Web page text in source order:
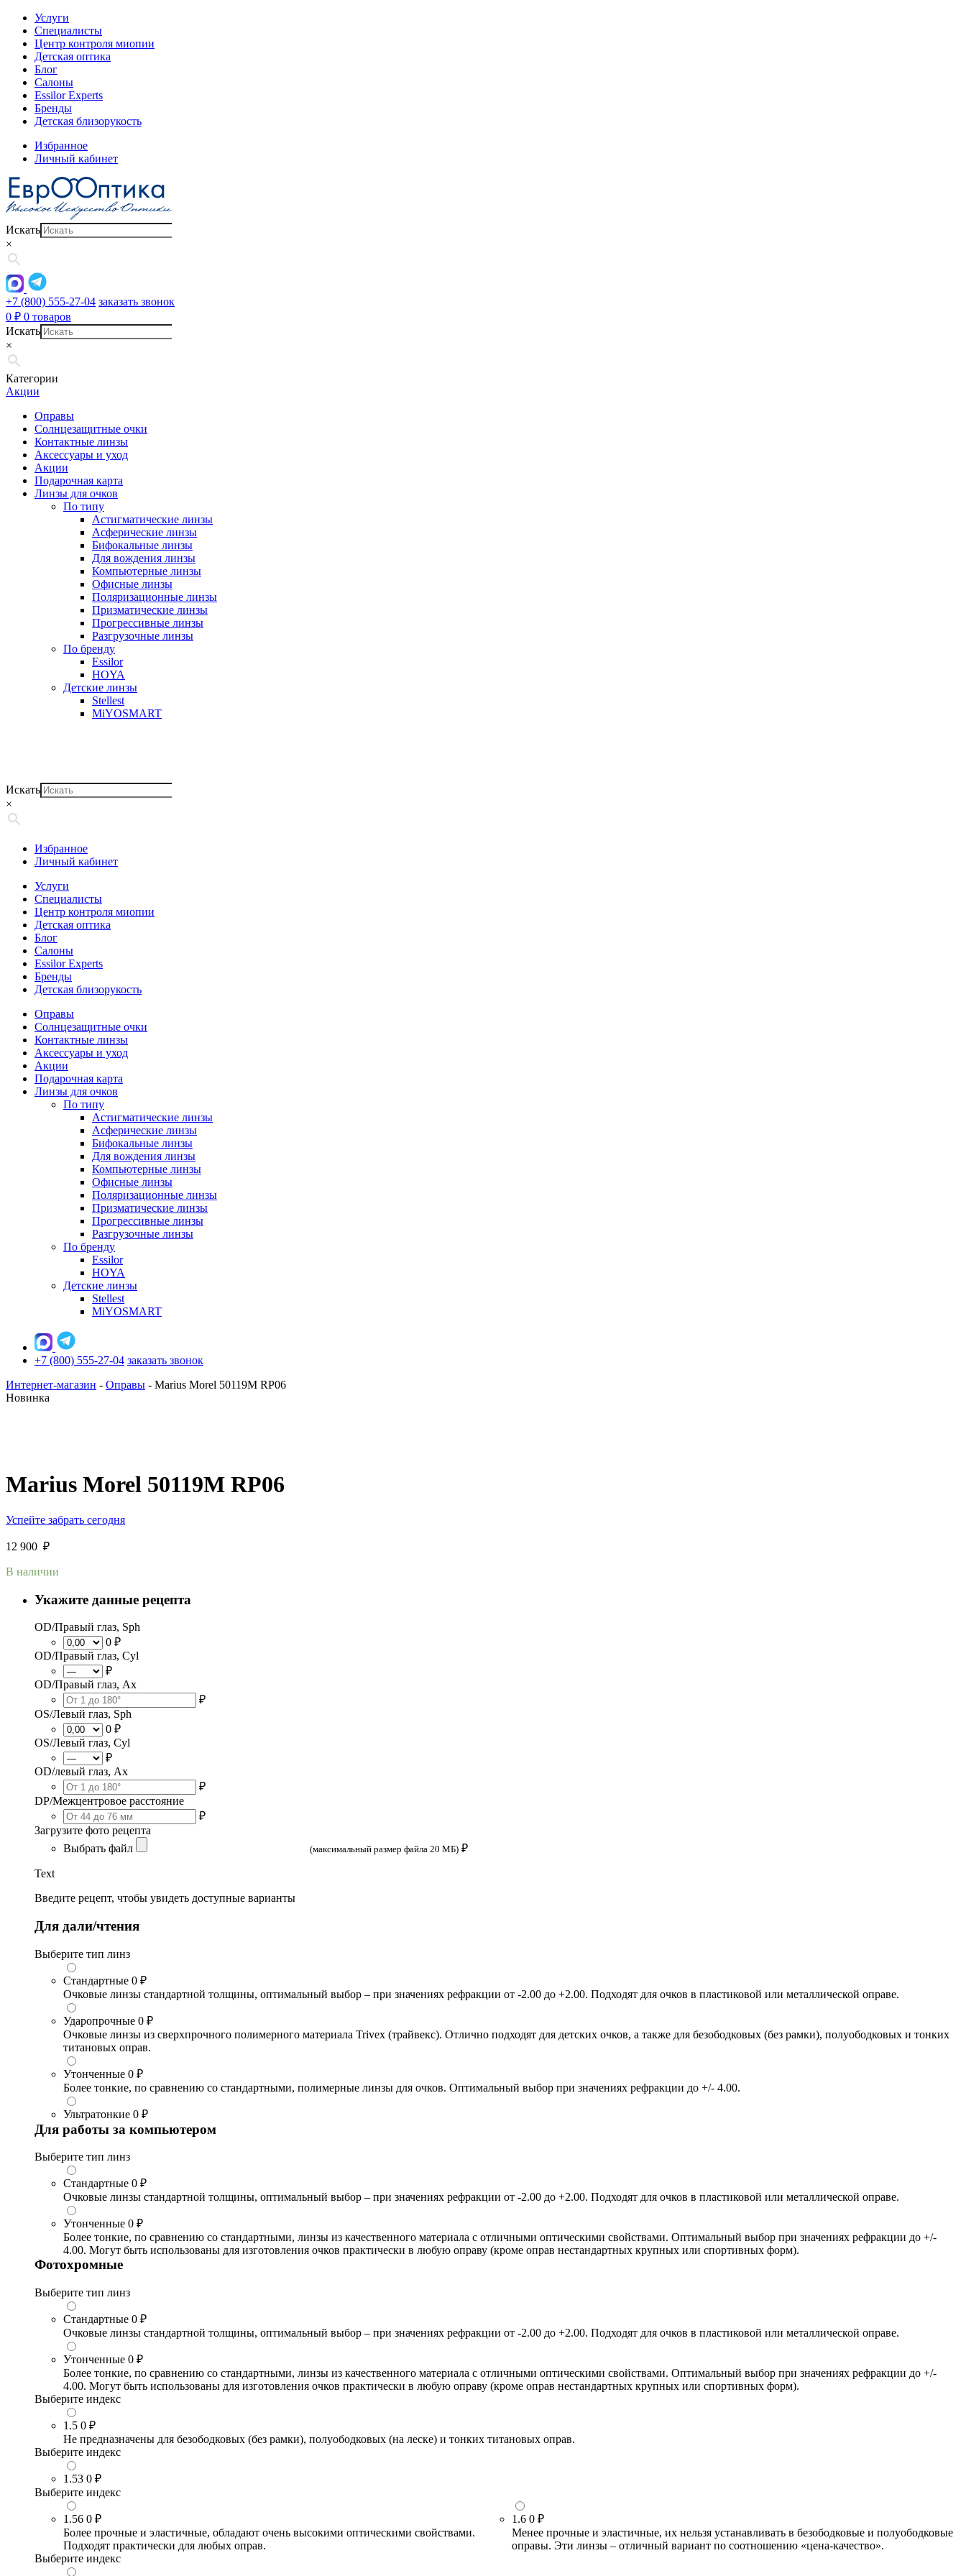
Услуги
Специалисты
Центр контроля миопии
Детская оптика
Блог
Салоны
Essilor Experts
Бренды
Детская близорукость
Избранное
Личный кабинет
Искать
×
+7 (800) 555-27-04 заказать звонок
0 ₽ 0 товаров
Искать
×
Категории
Акции
Оправы
Солнцезащитные очки
Контактные линзы
Аксессуары и уход
Акции
Подарочная карта
Линзы для очков
По типу
Астигматические линзы
Асферические линзы
Бифокальные линзы
Для вождения линзы
Компьютерные линзы
Офисные линзы
Поляризационные линзы
Призматические линзы
Прогрессивные линзы
Разгрузочные линзы
По бренду
Essilor
HOYA
Детские линзы
Stellest
MiYOSMART
Искать
×
Избранное
Личный кабинет
Услуги
Специалисты
Центр контроля миопии
Детская оптика
Блог
Салоны
Essilor Experts
Бренды
Детская близорукость
Оправы
Солнцезащитные очки
Контактные линзы
Аксессуары и уход
Акции
Подарочная карта
Линзы для очков
По типу
Астигматические линзы
Асферические линзы
Бифокальные линзы
Для вождения линзы
Компьютерные линзы
Офисные линзы
Поляризационные линзы
Призматические линзы
Прогрессивные линзы
Разгрузочные линзы
По бренду
Essilor
HOYA
Детские линзы
Stellest
MiYOSMART
+7 (800) 555-27-04 заказать звонок
Интернет-магазин - Оправы - Marius Morel 50119M RP06
Новинка
Marius Morel 50119M RP06
Успейте забрать сегодня
12 900 ₽
В наличии
Укажите данные рецепта
OD/Правый глаз, Sph
0 ₽
OD/Правый глаз, Cyl
₽
OD/Правый глаз, Ax
₽
OS/Левый глаз, Sph
0 ₽
OS/Левый глаз, Cyl
₽
OD/левый глаз, Ax
₽
DP/Межцентровое расстояние
₽
Загрузите фото рецепта
Выбрать файл
(максимальный размер файла 20 МБ) ₽
Text
Введите рецепт, чтобы увидеть доступные варианты
Для дали/чтения
Выберите тип линз
Стандартные 0 ₽
Очковые линзы стандартной толщины, оптимальный выбор – при значениях рефракции от -2.00 до +2.00. Подходят для очков в пластиковой или металлической оправе.
Ударопрочные 0 ₽
Очковые линзы из сверхпрочного полимерного материала Trivex (трайвекс). Отлично подходят для детских очков, а также для безободковых (без рамки), полуободковых и тонких
титановых оправ.
Утонченные 0 ₽
Более тонкие, по сравнению со стандартными, полимерные линзы для очков. Оптимальный выбор при значениях рефракции до +/- 4.00.
Ультратонкие 0 ₽
Для работы за компьютером
Выберите тип линз
Стандартные 0 ₽
Очковые линзы стандартной толщины, оптимальный выбор – при значениях рефракции от -2.00 до +2.00. Подходят для очков в пластиковой или металлической оправе.
Утонченные 0 ₽
Более тонкие, по сравнению со стандартными, линзы из качественного материала с отличными оптическими свойствами. Оптимальный выбор при значениях рефракции до +/-
4.00. Могут быть использованы для изготовления очков практически в любую оправу (кроме оправ нестандартных крупных или спортивных форм).
Фотохромные
Выберите тип линз
Стандартные 0 ₽
Очковые линзы стандартной толщины, оптимальный выбор – при значениях рефракции от -2.00 до +2.00. Подходят для очков в пластиковой или металлической оправе.
Утонченные 0 ₽
Более тонкие, по сравнению со стандартными, линзы из качественного материала с отличными оптическими свойствами. Оптимальный выбор при значениях рефракции до +/-
4.00. Могут быть использованы для изготовления очков практически в любую оправу (кроме оправ нестандартных крупных или спортивных форм).
Выберите индекс
1.5 0 ₽
Не предназначены для безободковых (без рамки), полуободковых (на леске) и тонких титановых оправ.
Выберите индекс
1.53 0 ₽
Выберите индекс
1.56 0 ₽
Более прочные и эластичные, обладают очень высокими оптическими свойствами.
Подходят практически для любых оправ.
1.6 0 ₽
Менее прочные и эластичные, их нельзя устанавливать в безободковые и полуободковые
оправы. Эти линзы – отличный вариант по соотношению «цена-качество».
Выберите индекс